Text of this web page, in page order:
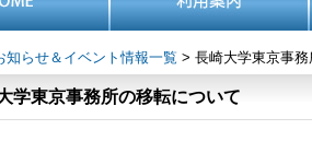
知らせ＆イベント情報一覧 > 長崎大学東京事
学東京事務所の移転について